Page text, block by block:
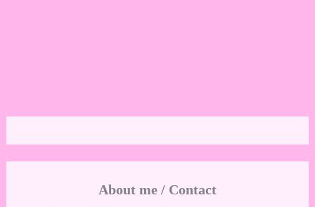
About me / Contact